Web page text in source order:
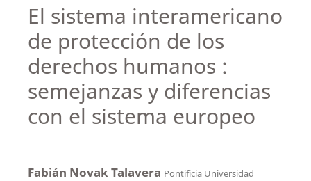
El sistema interamericano
de protección de los
derechos humanos :
semejanzas y diferencias
con el sistema europeo
Fabián Novak Talavera Pontificia Universidad